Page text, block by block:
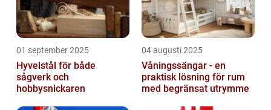
01 september 2025
Hyvelstål för både
sågverk och
hobbysnickaren
04 augusti 2025
Våningssängar - en
praktisk lösning för rum
med begränsat utrymme